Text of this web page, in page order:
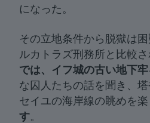
になった。
その立地条件から脱獄は
ルカトラズ刑務所と比較さ
では、イフ城の古い地下
な囚人たちの話を聞き、
セイユの海岸線の眺めを
す。